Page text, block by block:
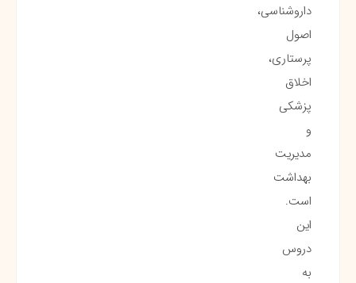
داروشناسی،
اصول
پرستاری،
اخلاق
پزشکی
و
مدیریت
بهداشت
است.
این
دروس
به